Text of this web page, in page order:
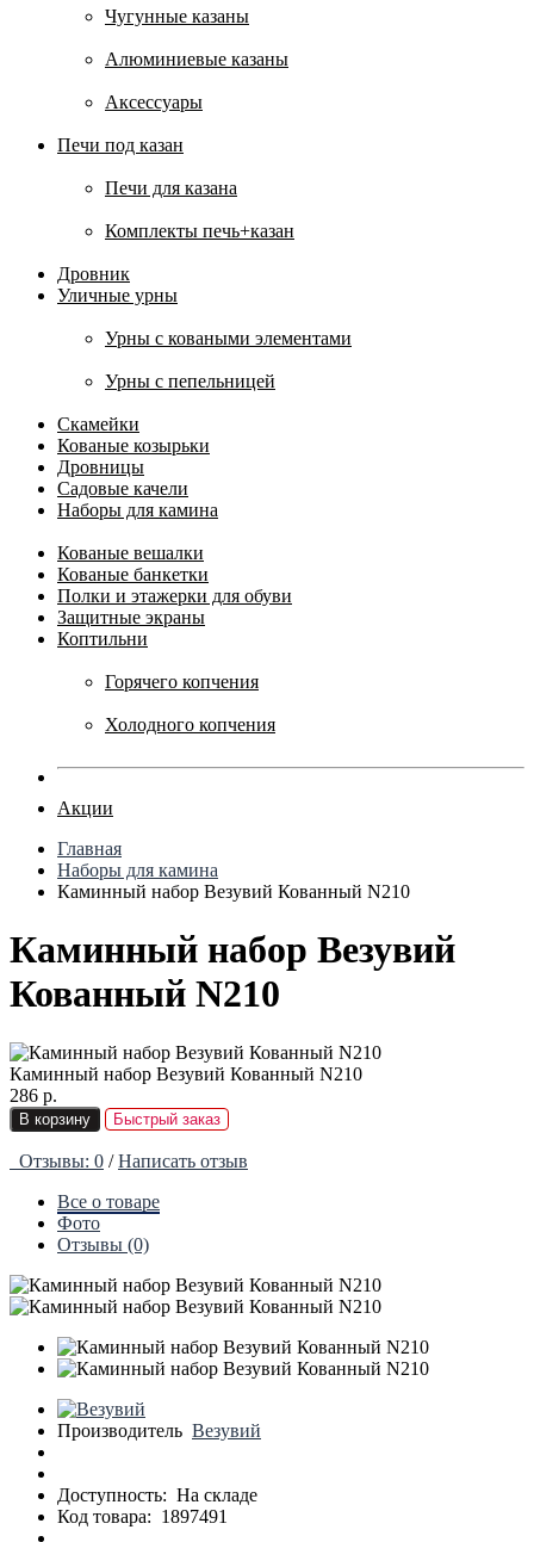
Чугунные казаны
Алюминиевые казаны
Аксессуары
Печи под казан
Печи для казана
Комплекты печь+казан
Дровник
Уличные урны
Урны с коваными элементами
Урны с пепельницей
Скамейки
Кованые козырьки
Дровницы
Садовые качели
Наборы для камина
Кованые вешалки
Кованые банкетки
Полки и этажерки для обуви
Защитные экраны
Коптильни
Горячего копчения
Холодного копчения
Акции
Главная
Наборы для камина
Каминный набор Везувий Кованный N210
Каминный набор Везувий
Кованный N210
Каминный набор Везувий Кованный N210
286 р.
В корзину Быстрый заказ
Отзывы: 0 / Написать отзыв
Все о товаре
Фото
Отзывы (0)
Производитель Везувий
Доступность: На складе
Код товара: 1897491